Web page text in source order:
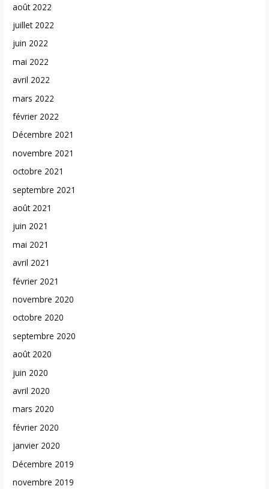
août 2022
juillet 2022
juin 2022
mai 2022
avril 2022
mars 2022
février 2022
Décembre 2021
novembre 2021
octobre 2021
septembre 2021
août 2021
juin 2021
mai 2021
avril 2021
février 2021
novembre 2020
octobre 2020
septembre 2020
août 2020
juin 2020
avril 2020
mars 2020
février 2020
janvier 2020
Décembre 2019
novembre 2019